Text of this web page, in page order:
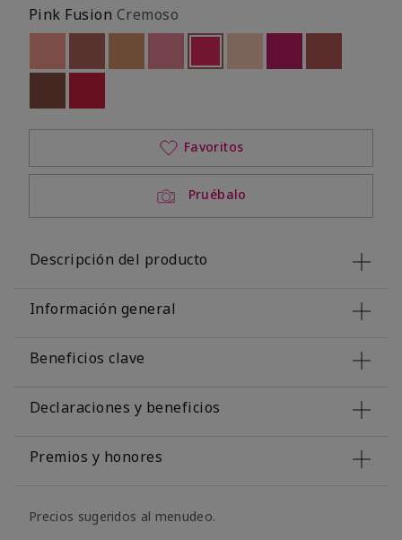
Pink Fusion Cremoso
Out of stockOut of stockseleccionado
Out of stock
Pruébalo
Favoritos
Descripción del producto
Información general
Beneficios clave
Declaraciones y beneficios
Premios y honores
Precios sugeridos al menudeo.